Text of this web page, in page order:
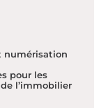
numérisation
pour les
l’immobilier